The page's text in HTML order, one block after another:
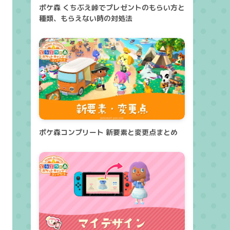
ポケ森 くちぶえ峠でプレゼントのもらい方と
種類、もらえない時の対処法
ポケ森コンプリート 新要素と変更点まとめ